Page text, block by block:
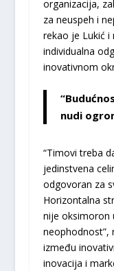
organizacija,
za neuspeh i
rekao je Lukić i
individualna
inovativnom
nudi
“Timovi treba
jedinstvena
odgovoran za
Horizontalna
nije oksimoron
neophodnost”,
između
inovacija i